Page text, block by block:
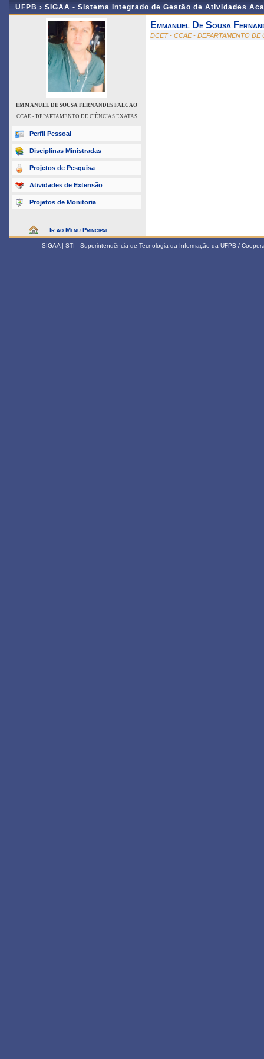
UFPB › SIGAA - Sistema Integrado de Gestão de Atividades
EMMANUEL DE SOUSA FERNANDES FALCAO
CCAE - DEPARTAMENTO DE CIÊNCIAS EXATAS
Perfil Pessoal
Disciplinas Ministradas
Projetos de Pesquisa
Atividades de Extensão
Projetos de Monitoria
Ir ao Menu Principal
Emmanuel De Sousa
DCET - CCAE - DEPARTAMENTO DE
SIGAA | STI - Superintendência de Tecnologia da Informação da UFPB /